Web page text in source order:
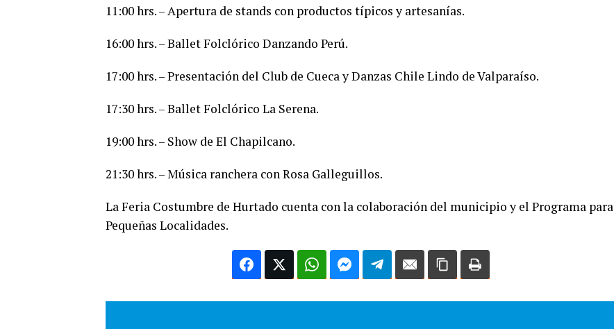
11:00 hrs. – Apertura de stands con productos típicos y artesanías.
16:00 hrs. – Ballet Folclórico Danzando Perú.
17:00 hrs. – Presentación del Club de Cueca y Danzas Chile Lindo de Valparaíso.
17:30 hrs. – Ballet Folclórico La Serena.
19:00 hrs. – Show de El Chapilcano.
21:30 hrs. – Música ranchera con Rosa Galleguillos.
La Feria Costumbre de Hurtado cuenta con la colaboración del municipio y el Programa para
Pequeñas Localidades.